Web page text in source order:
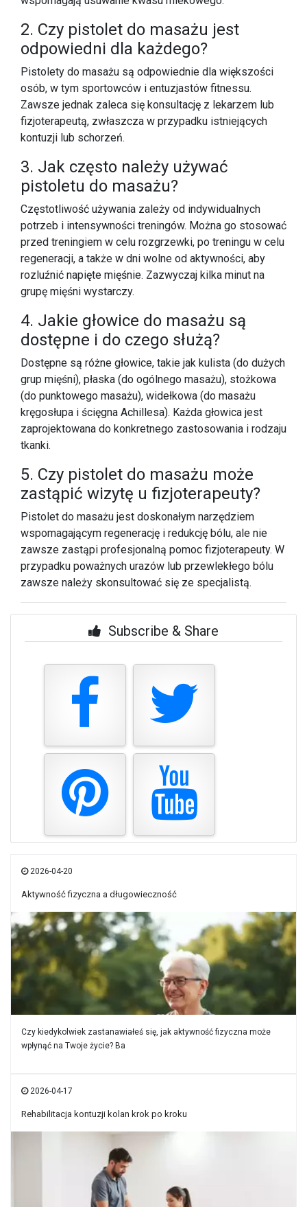
2. Czy pistolet do masażu jest
odpowiedni dla każdego?
Pistolety do masażu są odpowiednie dla większości
osób, w tym sportowców i entuzjastów fitnessu.
Zawsze jednak zaleca się konsultację z lekarzem lub
fizjoterapeutą, zwłaszcza w przypadku istniejących
kontuzji lub schorzeń.
3. Jak często należy używać
pistoletu do masażu?
Częstotliwość używania zależy od indywidualnych
potrzeb i intensywności treningów. Można go stosować
przed treningiem w celu rozgrzewki, po treningu w celu
regeneracji, a także w dni wolne od aktywności, aby
rozluźnić napięte mięśnie. Zazwyczaj kilka minut na
grupę mięśni wystarczy.
4. Jakie głowice do masażu są
dostępne i do czego służą?
Dostępne są różne głowice, takie jak kulista (do dużych
grup mięśni), płaska (do ogólnego masażu), stożkowa
(do punktowego masażu), widełkowa (do masażu
kręgosłupa i ścięgna Achillesa). Każda głowica jest
zaprojektowana do konkretnego zastosowania i rodzaju
tkanki.
5. Czy pistolet do masażu może
zastąpić wizytę u fizjoterapeuty?
Pistolet do masażu jest doskonałym narzędziem
wspomagającym regenerację i redukcję bólu, ale nie
zawsze zastąpi profesjonalną pomoc fizjoterapeuty. W
przypadku poważnych urazów lub przewlekłego bólu
zawsze należy skonsultować się ze specjalistą.
Subscribe & Share
2026-04-20
Aktywność fizyczna a długowieczność
Czy kiedykolwiek zastanawiałeś się, jak aktywność fizyczna może
wpłynąć na Twoje życie? Ba
2026-04-17
Rehabilitacja kontuzji kolan krok po kroku